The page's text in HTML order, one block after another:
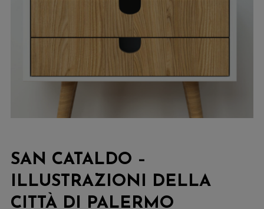
SAN CATALDO –
ILLUSTRAZIONI DELLA
CITTÀ DI PALERMO